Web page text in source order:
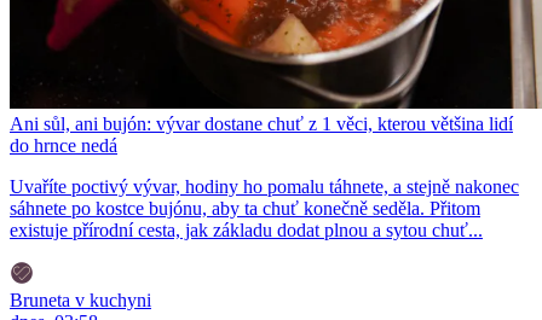
Ani sůl, ani bujón: vývar dostane chuť z 1 věci, kterou většina lidí
do hrnce nedá
Uvaříte poctivý vývar, hodiny ho pomalu táhnete, a stejně nakonec
sáhnete po kostce bujónu, aby ta chuť konečně seděla. Přitom
existuje přírodní cesta, jak základu dodat plnou a sytou chuť...
Bruneta v kuchyni